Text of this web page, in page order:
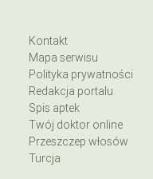
Kontakt
Mapa serwisu
Polityka prywatności
Redakcja portalu
Spis aptek
Twój doktor online
Przeszczep włosów
Turcja